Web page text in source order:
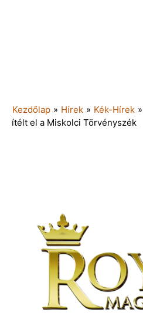
Kezdőlap » Hírek » Kék-Hírek »
ítélt el a Miskolci Törvényszék